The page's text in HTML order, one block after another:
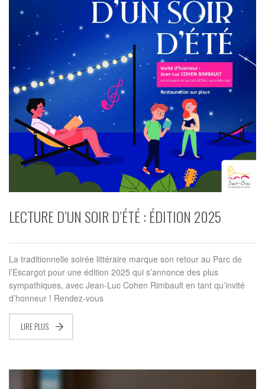
LECTURE D’UN SOIR D’ÉTÉ : ÉDITION 2025
La traditionnelle soirée littéraire marque son retour au Parc de
l’Escargot pour une édition 2025 qui s’annonce des plus
sympathiques, avec Jean-Luc Cohen Rimbault en tant qu’invité
d’honneur ! Rendez-vous
LIRE PLUS